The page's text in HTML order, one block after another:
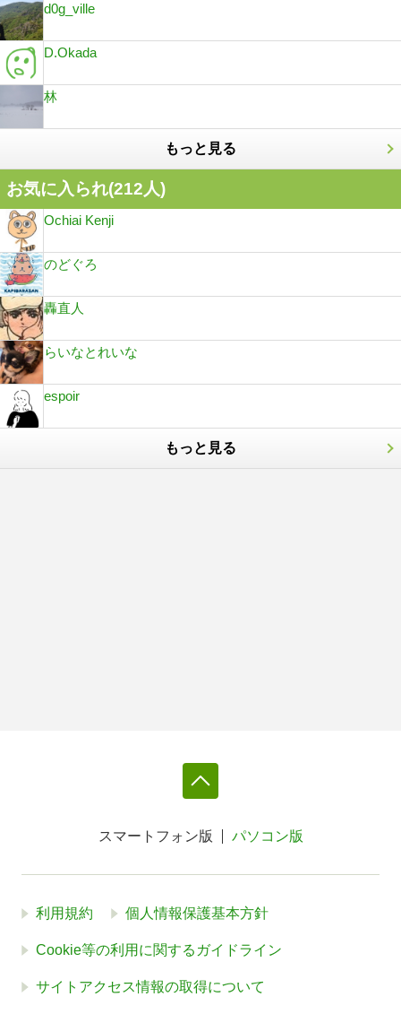
d0g_ville
D.Okada
林
もっと見る
お気に入られ(212人)
Ochiai Kenji
のどぐろ
轟直人
らいなとれいな
espoir
もっと見る
スマートフォン版 パソコン版
利用規約 個人情報保護基本方針
Cookie等の利用に関するガイドライン
サイトアクセス情報の取得について